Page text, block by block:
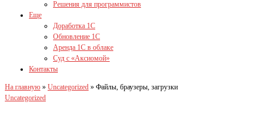
Решения для программистов
Еще
Доработка 1С
Обновление 1С
Аренда 1С в облаке
Суд с «Аксиомой»
Контакты
На главную » Uncategorized » Файлы, браузеры, загрузки
Uncategorized